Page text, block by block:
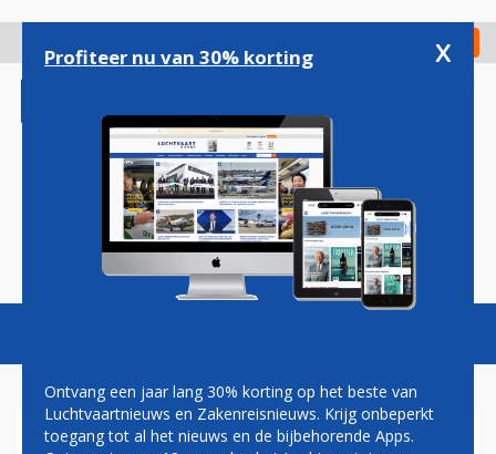
gaan
Check in
Magazine Podcasts Vacatures
Profiteer nu van 30% korting x
Ontvang een jaar lang 30% korting op het beste van
Luchtvaartnieuws en Zakenreisnieuws. Krijg onbeperkt
toegang tot al het nieuws en de bijbehorende Apps.